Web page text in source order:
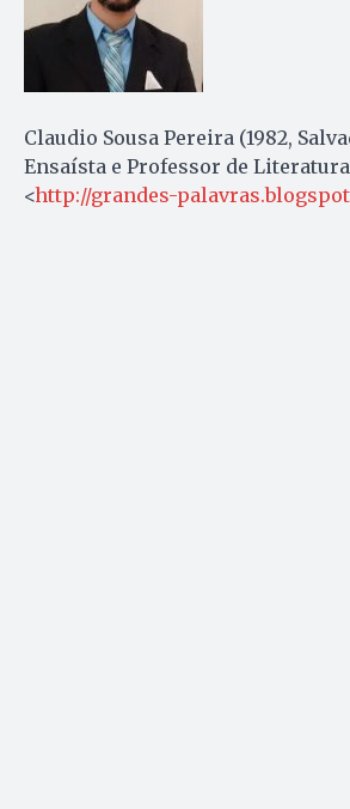
Claudio Sousa Pereira (1982,
Ensaísta e Professor de
<http://grandes-